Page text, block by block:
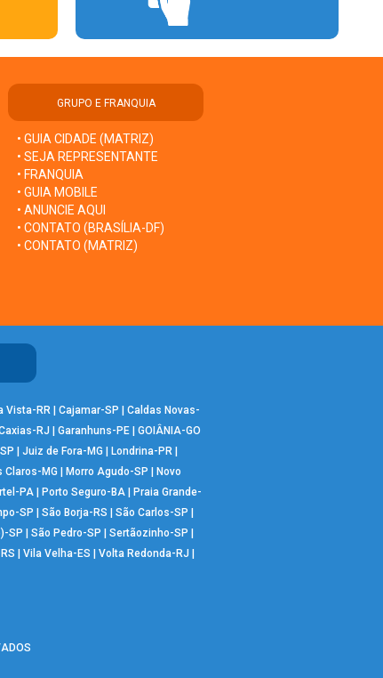
GRUPO E FRANQUIA
• GUIA CIDADE (MATRIZ)
• SEJA REPRESENTANTE
• FRANQUIA
• GUIA MOBILE
• ANUNCIE AQUI
• CONTATO (BRASÍLIA-DF)
• CONTATO (MATRIZ)
Vista-RR | Cajamar-SP | Caldas Novas-
RJ | Garanhuns-PE | GOIÂNIA-GO
| Juiz de Fora-MG | Londrina-PR |
Claros-MG | Morro Agudo-SP | Novo
PA| Porto Seguro-BA| Praia Grande-
SP | São Borja-RS | São Carlos-SP |
SP | São Pedro-SP | Sertãozinho-SP |
| Vila Velha-ES | Volta Redonda-RJ |